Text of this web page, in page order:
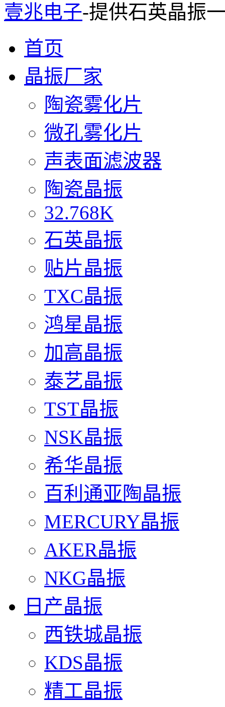
壹兆电子-提供石英晶振
首页
晶振厂家
陶瓷雾化片
微孔雾化片
声表面滤波器
陶瓷晶振
32.768K
石英晶振
贴片晶振
TXC晶振
鸿星晶振
加高晶振
泰艺晶振
TST晶振
NSK晶振
希华晶振
百利通亚陶晶振
MERCURY晶振
AKER晶振
NKG晶振
日产晶振
西铁城晶振
KDS晶振
精工晶振